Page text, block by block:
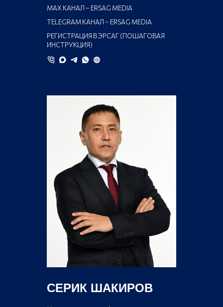
MAX КАНАЛ – ERSAG MEDIA
TELEGRAM КАНАЛ – ERSAG MEDIA
РЕГИСТРАЦИЯ В ЭРСАГ (ПОШАГОВАЯ
ИНСТРУКЦИЯ)
СЕРИК ШАКИРОВ